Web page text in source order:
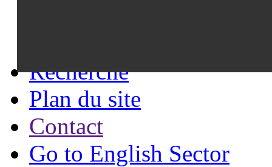
Recherche
Plan du site
Contact
Go to English Sector